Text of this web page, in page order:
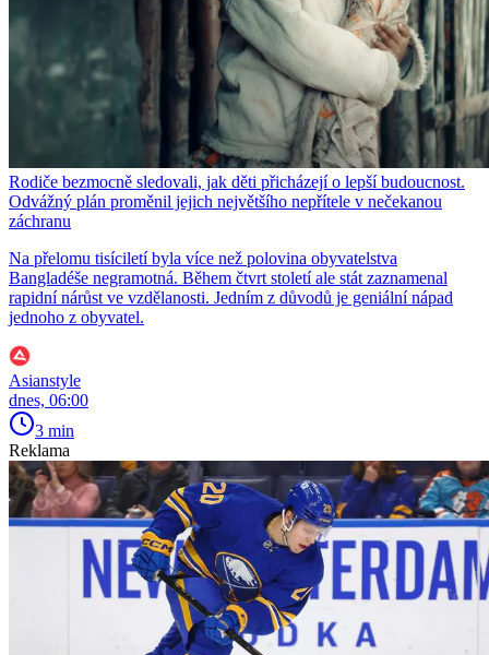
Rodiče bezmocně sledovali, jak děti přicházejí o lepší budoucnost.
Odvážný plán proměnil jejich největšího nepřítele v nečekanou
záchranu
Na přelomu tisíciletí byla více než polovina obyvatelstva
Bangladéše negramotná. Během čtvrt století ale stát zaznamenal
rapidní nárůst ve vzdělanosti. Jedním z důvodů je geniální nápad
jednoho z obyvatel.
Asianstyle
dnes, 06:00
3 min
Reklama